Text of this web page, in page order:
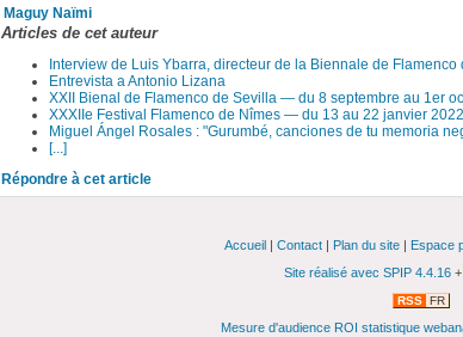
Maguy Naïmi
Articles de cet auteur
Interview de Luis Ybarra, directeur de la Biennale de Flamenco
Entrevista a Antonio Lizana
XXII Bienal de Flamenco de Sevilla — du 8 septembre au 1er
XXXIIe Festival Flamenco de Nîmes — du 13 au 22 janvier 2022
Miguel Ángel Rosales : "Gurumbé, canciones de tu memoria
[...]
Répondre à cet article
Accueil| Contact| Plan du site| Espace
Site réalisé avec SPIP 4.4.16 +
RSS FR
Mesure d'audience ROI statistique